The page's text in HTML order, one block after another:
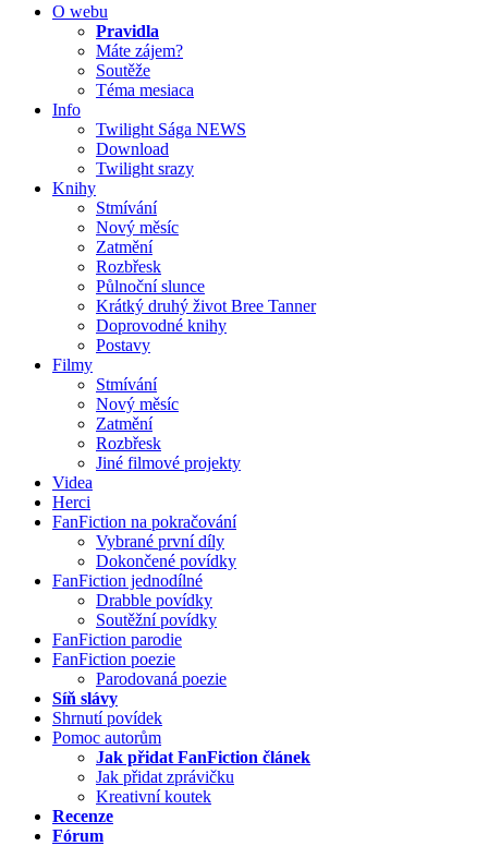
O webu
Pravidla
Máte zájem?
Soutěže
Téma mesiaca
Info
Twilight Sága NEWS
Download
Twilight srazy
Knihy
Stmívání
Nový měsíc
Zatmění
Rozbřesk
Půlnoční slunce
Krátký druhý život Bree Tanner
Doprovodné knihy
Postavy
Filmy
Stmívání
Nový měsíc
Zatmění
Rozbřesk
Jiné filmové projekty
Videa
Herci
FanFiction na pokračování
Vybrané první díly
Dokončené povídky
FanFiction jednodílné
Drabble povídky
Soutěžní povídky
FanFiction parodie
FanFiction poezie
Parodovaná poezie
Síň slávy
Shrnutí povídek
Pomoc autorům
Jak přidat FanFiction článek
Jak přidat zprávičku
Kreativní koutek
Recenze
Fórum